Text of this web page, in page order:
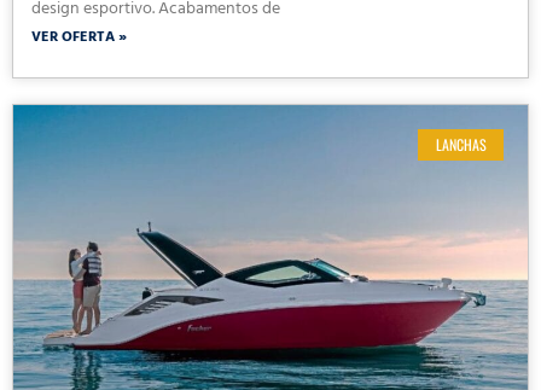
design esportivo. Acabamentos de
VER OFERTA »
LANCHAS